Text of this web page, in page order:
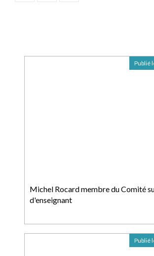
Michel Rocard membre du Comité
d'enseignant
Publié
Publié